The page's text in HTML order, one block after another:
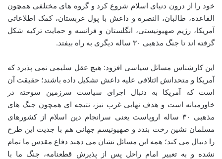
خود را از درون دنیای اسلام شروع کرد و گروه های مختلفی همچون
القاعده، طالبان، النصره و داعش با پول عربستان، کمک اطلاعاتی
آمریکا، رژیم صهیونیستی، انگلستان و فرانسه و حمایت ترکیه شکل
گرفته اند تا جنگ مذهبی ۳۰ ساله دیگری به راه بیفتد.
این کارشناس مسائل سیاسی افزود: هیچ عقل سلیمی نمی پذیرد که
آمریکا و متحدانش ائتلافی علیه داعش تشکیل داده باشند؛ حقیقت آن
است که آمریکا به دنبال اجرای سیاست سرزمین سوخته در
خاورمیانه است و هدف نهایی غرب نیز، نتیجه ای همچون جنگ های
مذهبی ۳۰ ساله اروپاست یعنی سرانجام دین اسلام از کشورهای
مسلمان نشین رخت بندد و صهیونیسم جهانی هم با جدیت این طرح
را دنبال می کند؛ همه این مسائل نشان می دهند دفاع مقدس ما تمام
نشده و به تعبیر امام راحل پس از پذیرش قطعنامه، جنگ ما با